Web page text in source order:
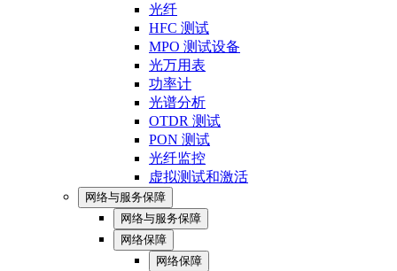
光纤
HFC 测试
MPO 测试设备
光万用表
功率计
光谱分析
OTDR 测试
PON 测试
光纤监控
虚拟测试和激活
网络与服务保障
网络与服务保障
网络保障
网络保障